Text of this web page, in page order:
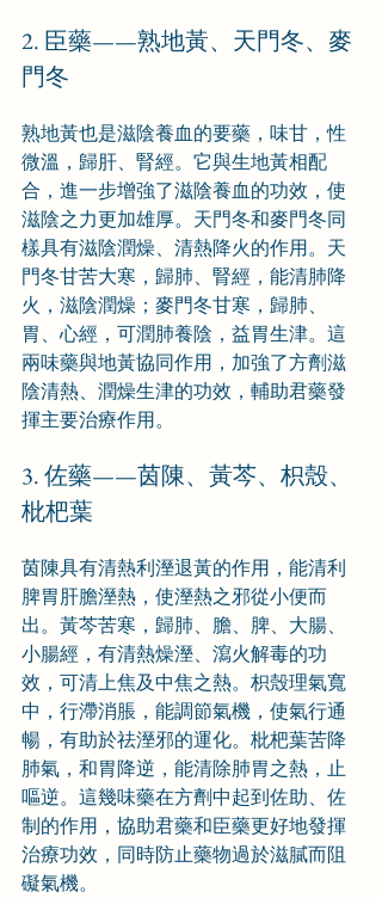
2. 臣藥——熟地黃、天門冬、麥
門冬
熟地黃也是滋陰養血的要藥，味甘，性
微溫，歸肝、腎經。它與生地黃相配
合，進一步增強了滋陰養血的功效，使
滋陰之力更加雄厚。天門冬和麥門冬同
樣具有滋陰潤燥、清熱降火的作用。天
門冬甘苦大寒，歸肺、腎經，能清肺降
火，滋陰潤燥；麥門冬甘寒，歸肺、
胃、心經，可潤肺養陰，益胃生津。這
兩味藥與地黃協同作用，加強了方劑滋
陰清熱、潤燥生津的功效，輔助君藥發
揮主要治療作用。
3. 佐藥——茵陳、黃芩、枳殼、
枇杷葉
茵陳具有清熱利溼退黃的作用，能清利
脾胃肝膽溼熱，使溼熱之邪從小便而
出。黃芩苦寒，歸肺、膽、脾、大腸、
小腸經，有清熱燥溼、瀉火解毒的功
效，可清上焦及中焦之熱。枳殼理氣寬
中，行滯消脹，能調節氣機，使氣行通
暢，有助於祛溼邪的運化。枇杷葉苦降
肺氣，和胃降逆，能清除肺胃之熱，止
嘔逆。這幾味藥在方劑中起到佐助、佐
制的作用，協助君藥和臣藥更好地發揮
治療功效，同時防止藥物過於滋膩而阻
礙氣機。